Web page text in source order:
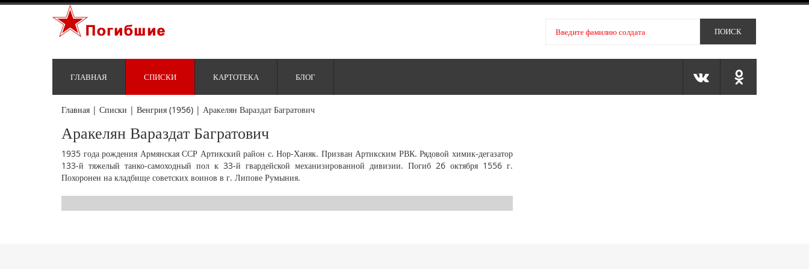
ГЛАВНАЯ СПИСКИ КАРТОТЕКА БЛОГ
Главная | Списки | Венгрия (1956) | Аракелян Вараздат Багратович
Аракелян Вараздат Багратович
1935 года рождения Армянская ССР Артикский район с. Нор-Ханяк. Призван Артикским РВК. Рядовой химик-дегазатор
133-й тяжелый танко-самоходный пол к 33-й гвардейской механизированной дивизии. Погиб 26 октября 1556 г.
Похоронен на кладбище советских воинов в г. Липове Румыния.